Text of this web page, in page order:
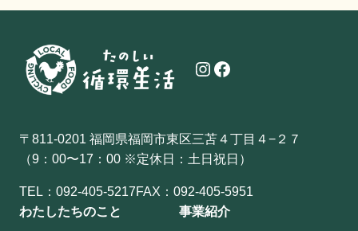
Instagram Facebook
〒811-0201 福岡県福岡市東区三苫４丁目４−２７
（9：00〜17：00 ※定休日：土日祝日）
TEL：092-405-5217FAX：092-405-5951
わたしたちのこと
事業紹介